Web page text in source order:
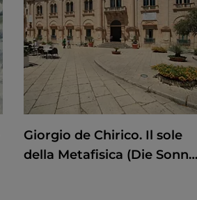
Giorgio de Chirico. Il sole
della Metafisica (Die Sonne